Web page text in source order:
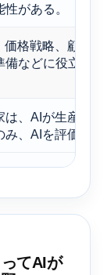
性がある。
価格戦略、顧客
備などに役立つ
は、AIが生産性
み、AIを評価す
てAIが